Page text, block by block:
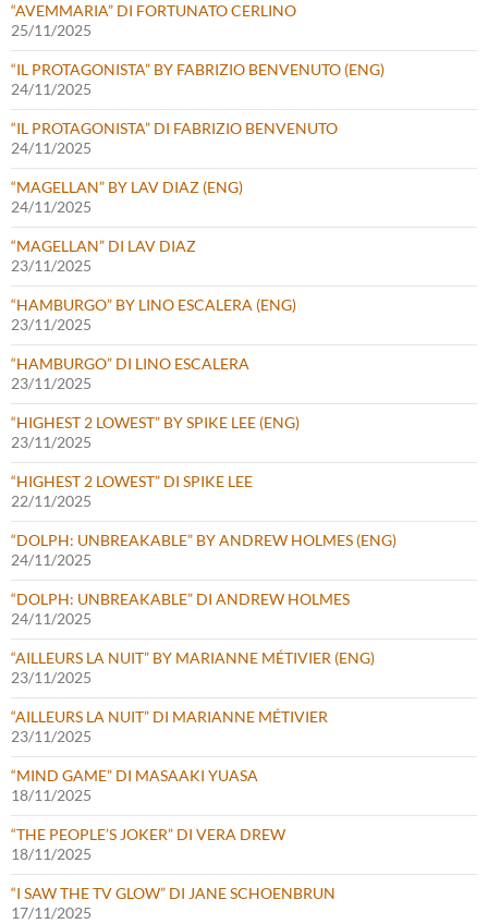
“AVEMMARIA” DI FORTUNATO CERLINO
25/11/2025
“IL PROTAGONISTA” BY FABRIZIO BENVENUTO (ENG)
24/11/2025
“IL PROTAGONISTA” DI FABRIZIO BENVENUTO
24/11/2025
“MAGELLAN” BY LAV DIAZ (ENG)
24/11/2025
“MAGELLAN” DI LAV DIAZ
23/11/2025
“HAMBURGO” BY LINO ESCALERA (ENG)
23/11/2025
“HAMBURGO” DI LINO ESCALERA
23/11/2025
“HIGHEST 2 LOWEST” BY SPIKE LEE (ENG)
23/11/2025
“HIGHEST 2 LOWEST” DI SPIKE LEE
22/11/2025
“DOLPH: UNBREAKABLE” BY ANDREW HOLMES (ENG)
24/11/2025
“DOLPH: UNBREAKABLE” DI ANDREW HOLMES
24/11/2025
“AILLEURS LA NUIT” BY MARIANNE MÉTIVIER (ENG)
23/11/2025
“AILLEURS LA NUIT” DI MARIANNE MÉTIVIER
23/11/2025
“MIND GAME” DI MASAAKI YUASA
18/11/2025
“THE PEOPLE’S JOKER” DI VERA DREW
18/11/2025
“I SAW THE TV GLOW” DI JANE SCHOENBRUN
17/11/2025